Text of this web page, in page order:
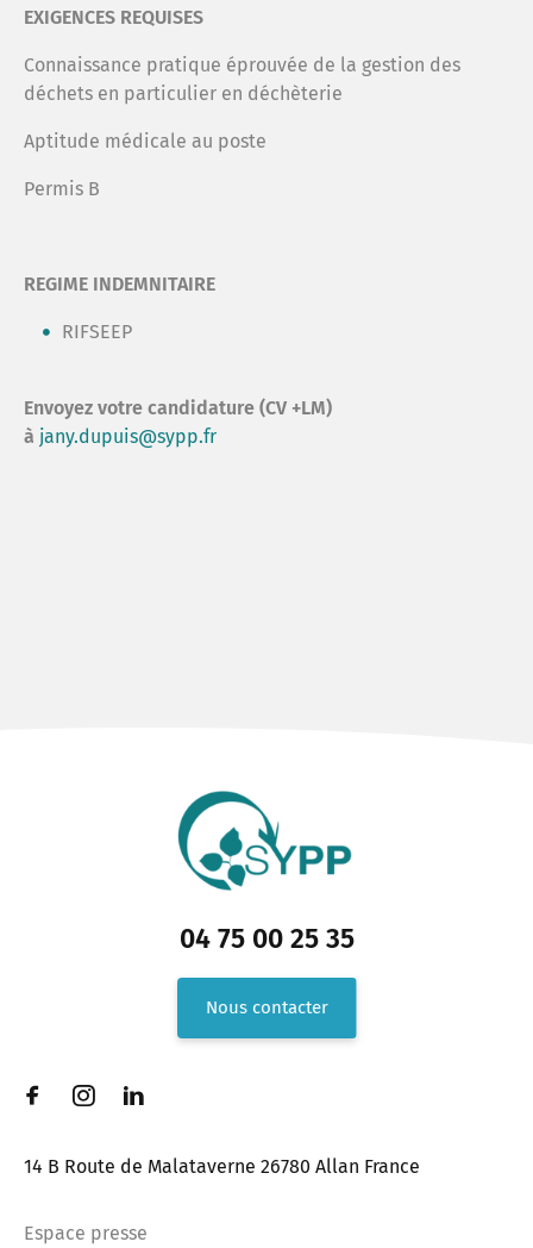
EXIGENCES REQUISES
Connaissance pratique éprouvée de la gestion des
déchets en particulier en déchèterie
Aptitude médicale au poste
Permis B
REGIME INDEMNITAIRE
RIFSEEP
Envoyez votre candidature (CV +LM)
à jany.dupuis@sypp.fr
04 75 00 25 35
Nous contacter
14 B Route de Malataverne 26780 Allan France
Espace presse